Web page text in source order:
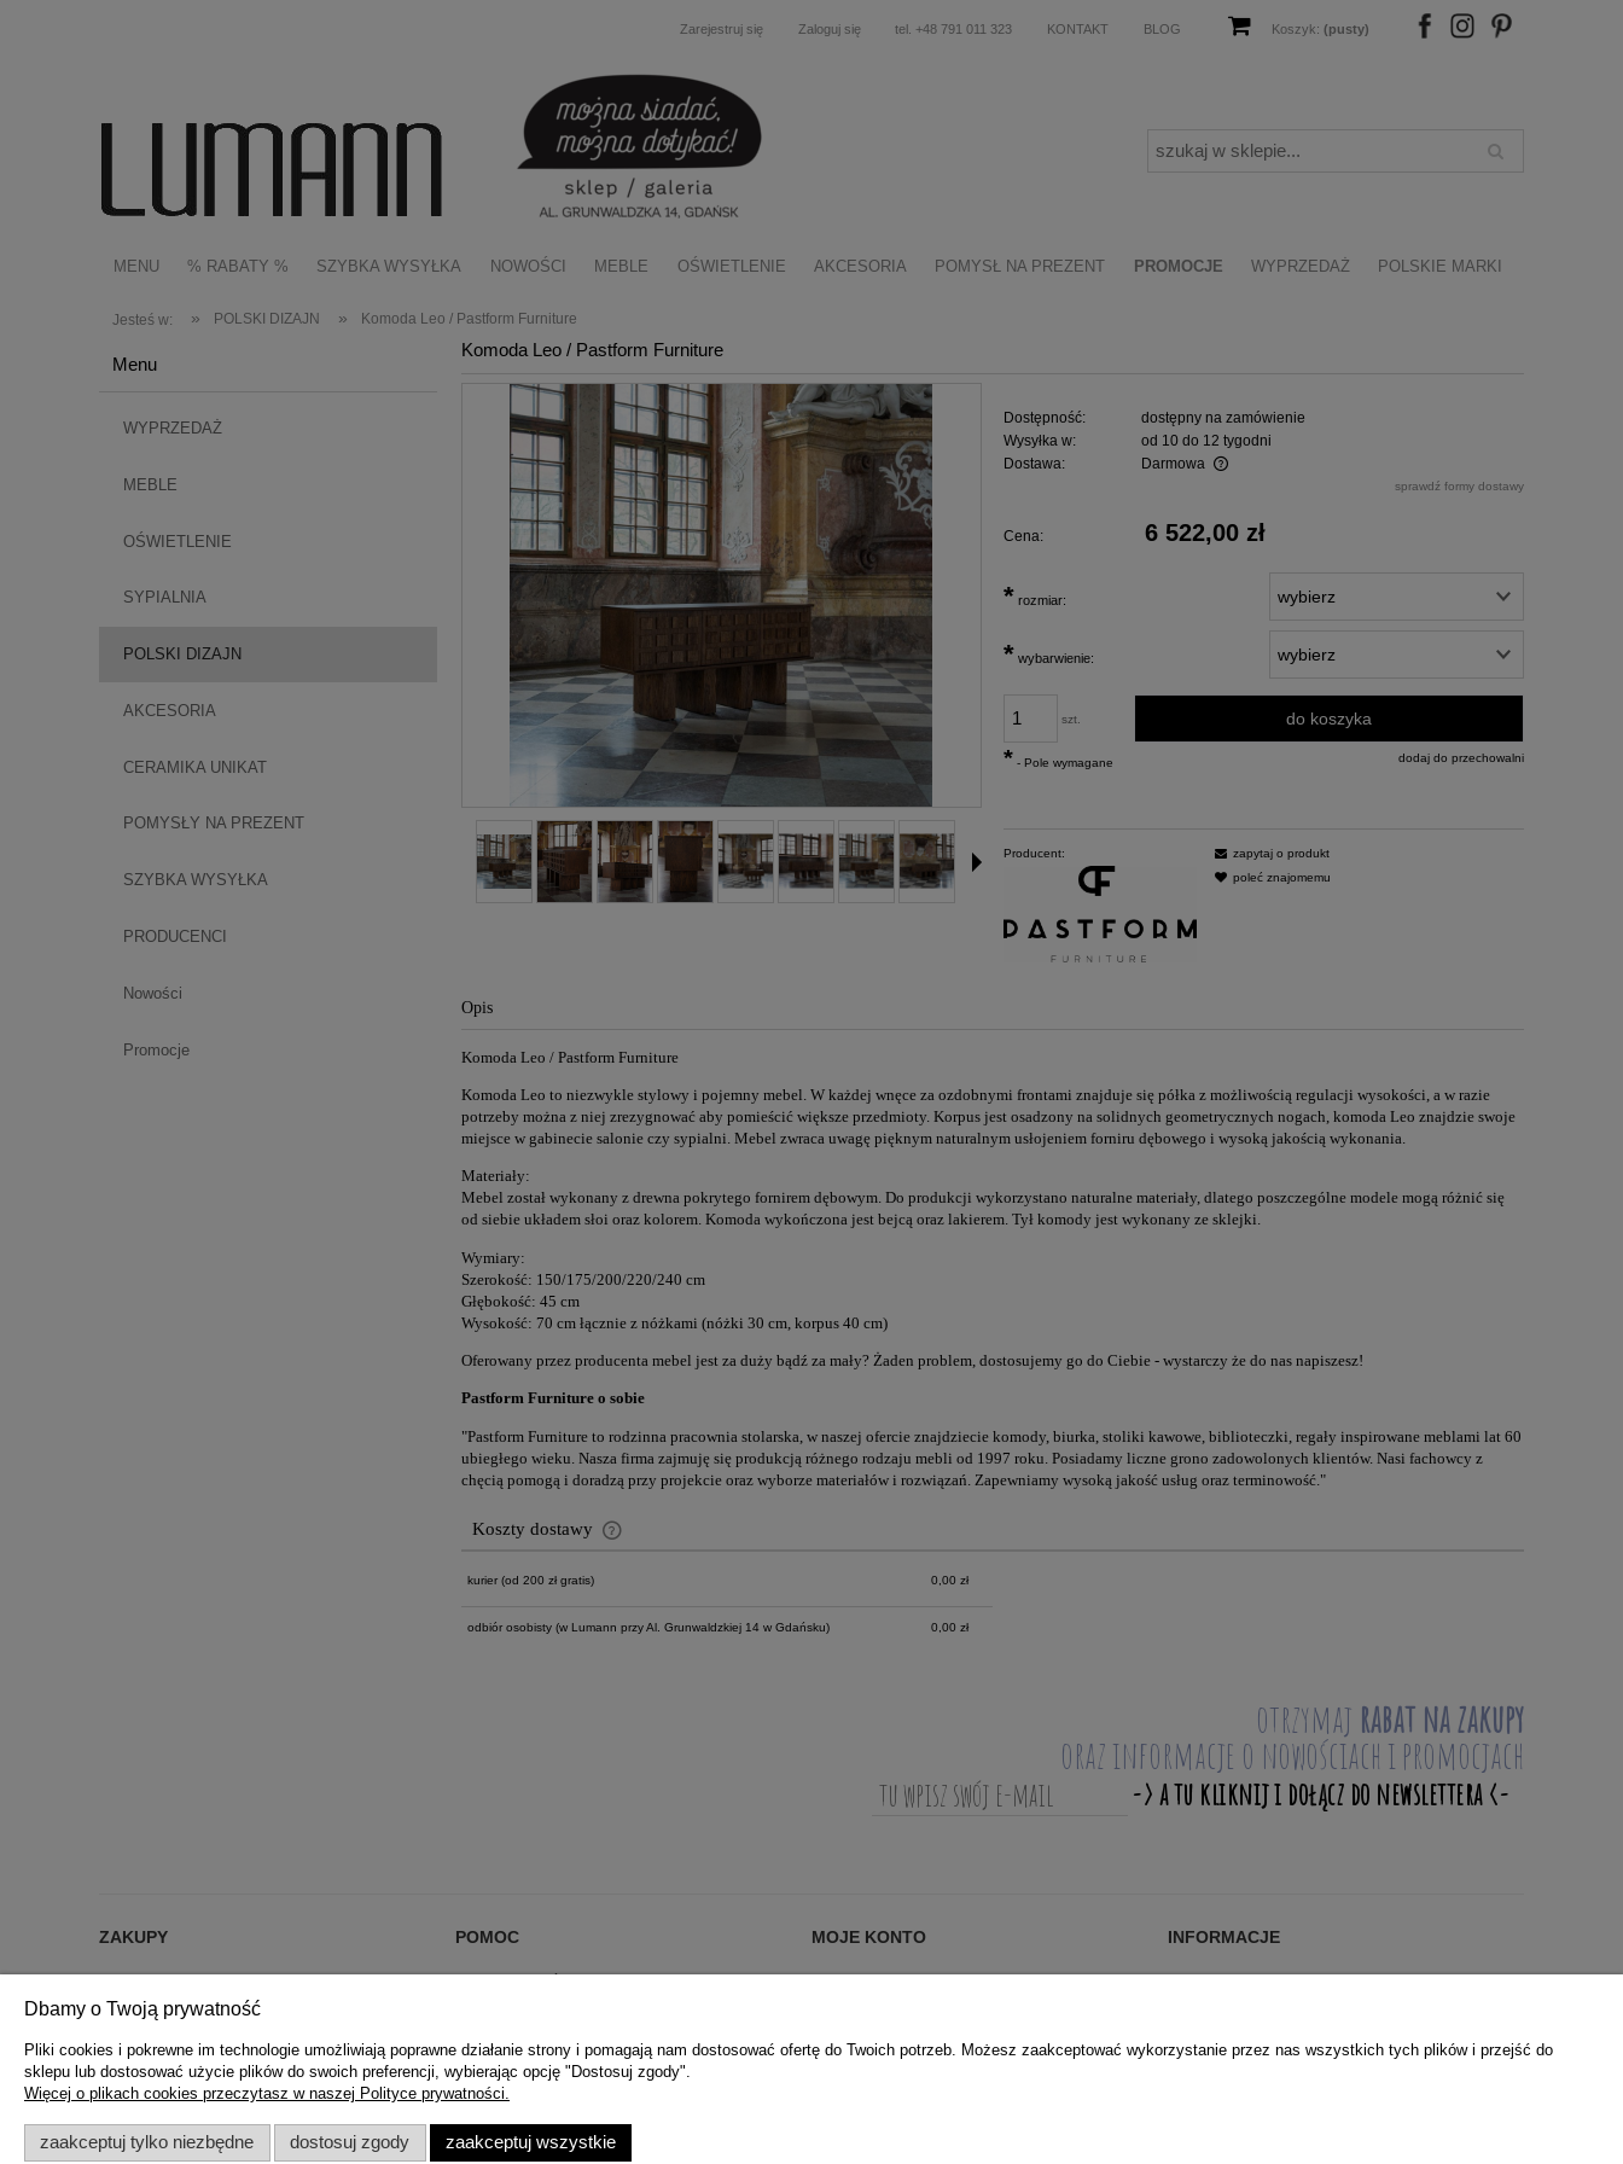
Zarejestruj się Zaloguj się tel. +48 791 011 323 KONTAKT BLOG Koszyk: (pusty) FB IN
MENU % RABATY % SZYBKA WYSYŁKA NOWOŚCI MEBLE OŚWIETLENIE AKCESORIA POMYSŁ NA PREZENT PROMOCJE WYPRZEDAŻ POLSKIE MARKI
Jesteś w: » POLSKI DIZAJN » Komoda Leo / Pastform Furniture
Menu
WYPRZEDAŻ
MEBLE
OŚWIETLENIE
SYPIALNIA
POLSKI DIZAJN
AKCESORIA
CERAMIKA UNIKAT
POMYSŁY NA PREZENT
SZYBKA WYSYŁKA
PRODUCENCI
Nowości
Promocje
Komoda Leo / Pastform Furniture
Dostępność:
dostępny na zamówienie
Wysyłka w:
od 10 do 12 tygodni
Dostawa:
Darmowa
Cena nie zawiera ewentualnych kosztów
płatności
sprawdź formy dostawy
Cena: 6 522,00 zł
* rozmiar:
* wybarwienie:
szt. do koszyka
dodaj do przechowalni
* - Pole wymagane
Producent:
zapytaj o produkt
poleć znajomemu
Opis
Komoda Leo / Pastform Furniture
Komoda Leo to niezwykle stylowy i pojemny mebel. W każdej wnęce za ozdobnymi frontami znajduje się półka z możliwością regulacji wysokości, a w razie
potrzeby można z niej zrezygnować aby pomieścić większe przedmioty. Korpus jest osadzony na solidnych geometrycznych nogach, komoda Leo znajdzie swoje
miejsce w gabinecie salonie czy sypialni. Mebel zwraca uwagę pięknym naturalnym usłojeniem forniru dębowego i wysoką jakością wykonania.
Materiały:
Mebel został wykonany z drewna pokrytego fornirem dębowym. Do produkcji wykorzystano naturalne materiały, dlatego poszczególne modele mogą różnić się
od siebie układem słoi oraz kolorem. Komoda wykończona jest bejcą oraz lakierem. Tył komody jest wykonany ze sklejki.
Wymiary:
Szerokość: 150/175/200/220/240 cm
Głębokość: 45 cm
Wysokość: 70 cm łącznie z nóżkami (nóżki 30 cm, korpus 40 cm)
Oferowany przez producenta mebel jest za duży bądź za mały? Żaden problem, dostosujemy go do Ciebie - wystarczy że do nas napiszesz!
Pastform Furniture o sobie
"Pastform Furniture to rodzinna pracownia stolarska, w naszej ofercie znajdziecie komody, biurka, stoliki kawowe, biblioteczki, regały inspirowane meblami lat 60
ubiegłego wieku. Nasza firma zajmuję się produkcją różnego rodzaju mebli od 1997 roku. Posiadamy liczne grono zadowolonych klientów. Nasi fachowcy z
chęcią pomogą i doradzą przy projekcie oraz wyborze materiałów i rozwiązań. Zapewniamy wysoką jakość usług oraz terminowość."
Koszty dostawy
kurier (od 200 zł gratis) 0,00 zł
odbiór osobisty (w Lumann przy Al. Grunwaldzkiej 14 w Gdańsku) 0,00 zł
otrzymaj rabat na zakupy
oraz informacje o nowościach i promocjach
ZAKUPY
DARMOWA DOSTAWA OD 200 zł
FORMY PŁATNOŚCI
REKLAMACJE I ZWROTY
REGULAMIN ZAKUPÓW
POMOC
POLITYKA PRYWATNOŚCI
MOJE KONTO
PRZECHOWALNIA
INFORMACJE
O NAS
Dbamy o Twoją prywatność
Pliki cookies i pokrewne im technologie umożliwiają poprawne działanie strony i pomagają nam dostosować ofertę do Twoich potrzeb. Możesz zaakceptować wykorzystanie przez nas wszystkich tych plików i przejść do
sklepu lub dostosować użycie plików do swoich preferencji, wybierając opcję "Dostosuj zgody".
Więcej o plikach cookies przeczytasz w naszej Polityce prywatności.
zaakceptuj tylko niezbędne dostosuj zgody zaakceptuj wszystkie